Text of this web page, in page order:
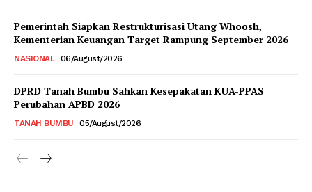
Pemerintah Siapkan Restrukturisasi Utang Whoosh,
Kementerian Keuangan Target Rampung September 2026
NASIONAL 06/August/2026
DPRD Tanah Bumbu Sahkan Kesepakatan KUA-PPAS
Perubahan APBD 2026
TANAH BUMBU 05/August/2026